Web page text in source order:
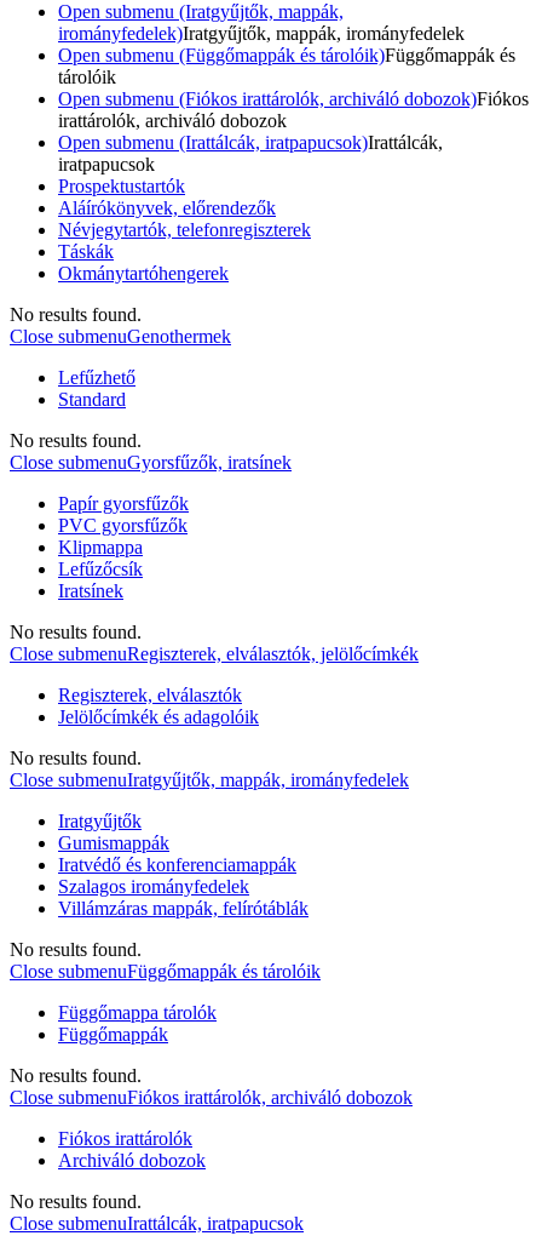
Open submenu (Iratgyűjtők, mappák,
irományfedelek)Iratgyűjtők, mappák, irományfedelek
Open submenu (Függőmappák és tárolóik)Függőmappák és
tárolóik
Open submenu (Fiókos irattárolók, archiváló dobozok)Fiókos
irattárolók, archiváló dobozok
Open submenu (Irattálcák, iratpapucsok)Irattálcák,
iratpapucsok
Prospektustartók
Aláírókönyvek, előrendezők
Névjegytartók, telefonregiszterek
Táskák
Okmánytartóhengerek
No results found.
Close submenuGenothermek
Lefűzhető
Standard
No results found.
Close submenuGyorsfűzők, iratsínek
Papír gyorsfűzők
PVC gyorsfűzők
Klipmappa
Lefűzőcsík
Iratsínek
No results found.
Close submenuRegiszterek, elválasztók, jelölőcímkék
Regiszterek, elválasztók
Jelölőcímkék és adagolóik
No results found.
Close submenuIratgyűjtők, mappák, irományfedelek
Iratgyűjtők
Gumismappák
Iratvédő és konferenciamappák
Szalagos irományfedelek
Villámzáras mappák, felírótáblák
No results found.
Close submenuFüggőmappák és tárolóik
Függőmappa tárolók
Függőmappák
No results found.
Close submenuFiókos irattárolók, archiváló dobozok
Fiókos irattárolók
Archiváló dobozok
No results found.
Close submenuIrattálcák, iratpapucsok